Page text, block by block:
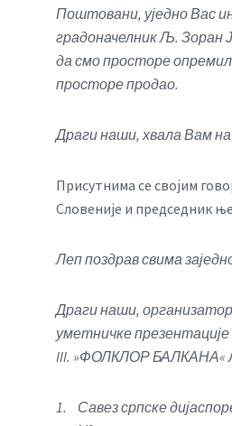
Поштовани, уједно Вас
градоначелник Љ. Зоран
да смо просторе
просторе продао.
Драги наши, хвала Вам
Присутнима се својим
Словеније и председник
Леп поздрав свима
Драги наши,
уметничке
III. »ФОЛКЛОР БАЛКАНА«
1. Савез српске